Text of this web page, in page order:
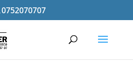
0752070707